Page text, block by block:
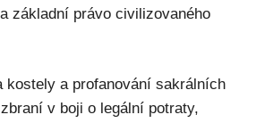
základní právo civilizovaného
kostely a profanování sakrálních
v boji o legální potraty,